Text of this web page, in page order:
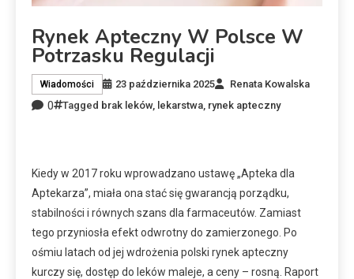
Rynek Apteczny W Polsce W
Potrzasku Regulacji
Wiadomości 23 października 2025 Renata Kowalska
0 Tagged brak leków, lekarstwa, rynek apteczny
Kiedy w 2017 roku wprowadzano ustawę „Apteka dla
Aptekarza”, miała ona stać się gwarancją porządku,
stabilności i równych szans dla farmaceutów. Zamiast
tego przyniosła efekt odwrotny do zamierzonego. Po
ośmiu latach od jej wdrożenia polski rynek apteczny
kurczy się, dostęp do leków maleje, a ceny – rosną. Raport